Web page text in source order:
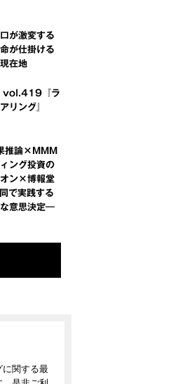
が激変する
が仕掛ける
在地
vol.419『ラ
リング』
推論×MMM
ング投資の
ン×博報堂
で実践する
な意思決定―
に関する最